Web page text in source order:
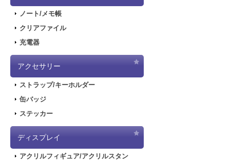
ノート/メモ帳
クリアファイル
充電器
アクセサリー
ストラップ/キーホルダー
缶バッジ
ステッカー
ディスプレイ
アクリルフィギュア/アクリルスタン